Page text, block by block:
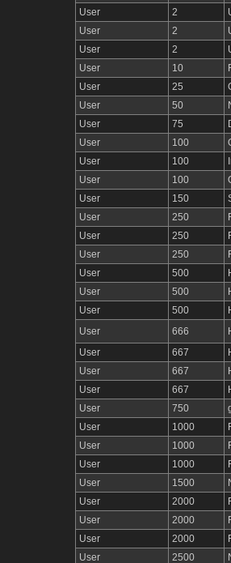
User
2
User
2
User
2
User
10
User
25
User
50
User
75
User
100
User
100
User
100
User
150
User
250
User
250
User
250
User
500
User
500
User
500
User
666
User
667
User
667
User
667
User
750
User
1000
User
1000
User
1000
User
1500
User
2000
User
2000
User
2000
User
2500